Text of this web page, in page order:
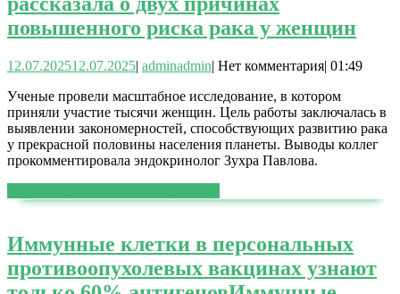
повышенного риска рака у женщин
12.07.202512.07.2025| adminadmin| Нет комментария| 01:49
Ученые провели масштабное исследование, в котором
приняли участие тысячи женщин. Цель работы заключалась в
выявлении закономерностей, способствующих развитию рака
у прекрасной половины населения планеты. Выводы коллег
прокомментировала эндокринолог Зухра Павлова.
Иммунные клетки в персональных
противоопухолевых вакцинах узнают